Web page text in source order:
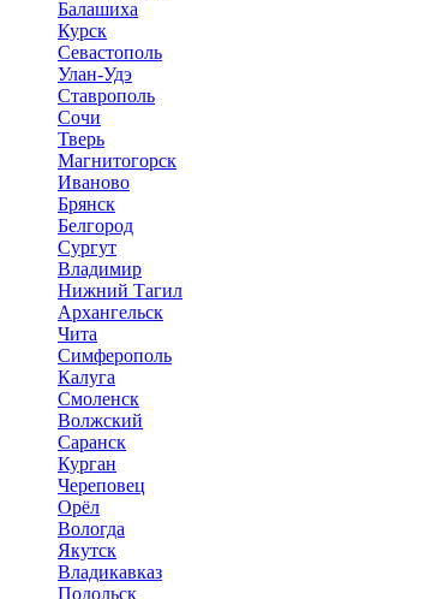
Балашиха
Курск
Севастополь
Улан-Удэ
Ставрополь
Сочи
Тверь
Магнитогорск
Иваново
Брянск
Белгород
Сургут
Владимир
Нижний Тагил
Архангельск
Чита
Симферополь
Калуга
Смоленск
Волжский
Саранск
Курган
Череповец
Орёл
Вологда
Якутск
Владикавказ
Подольск